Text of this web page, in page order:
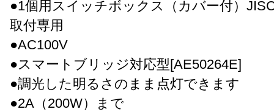
●1個用スイッチボックス（カバー付）
取付専用
●AC100V
●スマートブリッジ対応型[AE50264E]
●調光した明るさのまま点灯できます
●2A（200W）まで